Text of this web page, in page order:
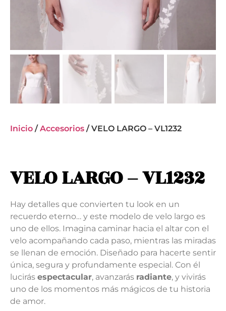
Inicio /Accesorios / VELO LARGO – VL1232
VELO LARGO – VL1232
Hay detalles que convierten tu look en un
recuerdo eterno… y este modelo de velo largo es
uno de ellos. Imagina caminar hacia el altar con el
velo acompañando cada paso, mientras las miradas
se llenan de emoción. Diseñado para hacerte sentir
única, segura y profundamente especial. Con él
lucirás espectacular, avanzarás radiante, y vivirás
uno de los momentos más mágicos de tu historia
de amor.